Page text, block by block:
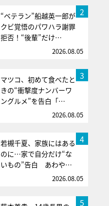
2
“ベテラン”船越英一郎が
クビ覚悟のパワハラ謝罪
拒否！“後輩”だけ…
2026.08.05
3
マツコ、初めて食べたと
きの“衝撃度ナンバーワ
ングルメ”を告白「…
2026.08.05
4
若槻千夏、家族にはある
のに…家で自分だけ“な
いもの”告白 あわや…
2026.08.05
5